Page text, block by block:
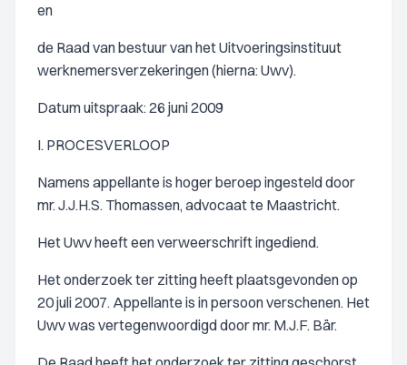
en
de Raad van bestuur van het Uitvoeringsinstituut
werknemersverzekeringen (hierna: Uwv).
Datum uitspraak: 26 juni 2009
I. PROCESVERLOOP
Namens appellante is hoger beroep ingesteld door
mr. J.J.H.S. Thomassen, advocaat te Maastricht.
Het Uwv heeft een verweerschrift ingediend.
Het onderzoek ter zitting heeft plaatsgevonden op
20 juli 2007. Appellante is in persoon verschenen. Het
Uwv was vertegenwoordigd door mr. M.J.F. Bär.